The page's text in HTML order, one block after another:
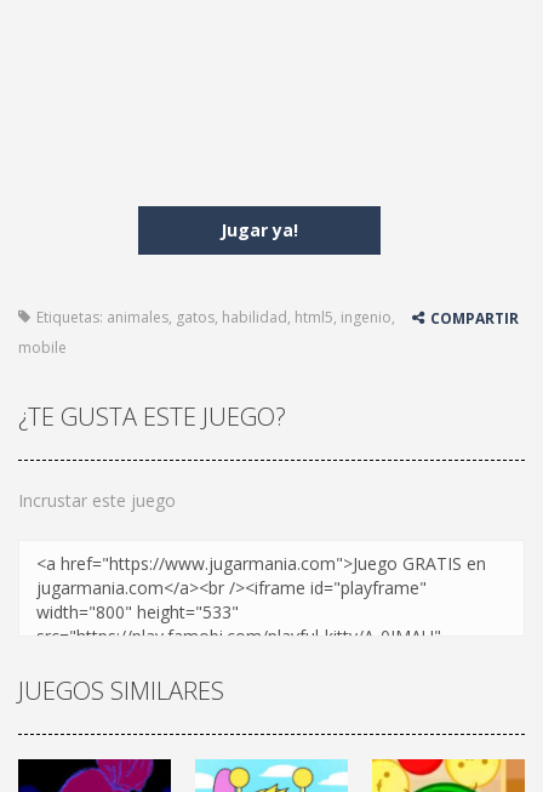
Jugar ya!
Etiquetas: animales, gatos, habilidad, html5, ingenio,
mobile
COMPARTIR
¿TE GUSTA ESTE JUEGO?
Incrustar este juego
JUEGOS SIMILARES